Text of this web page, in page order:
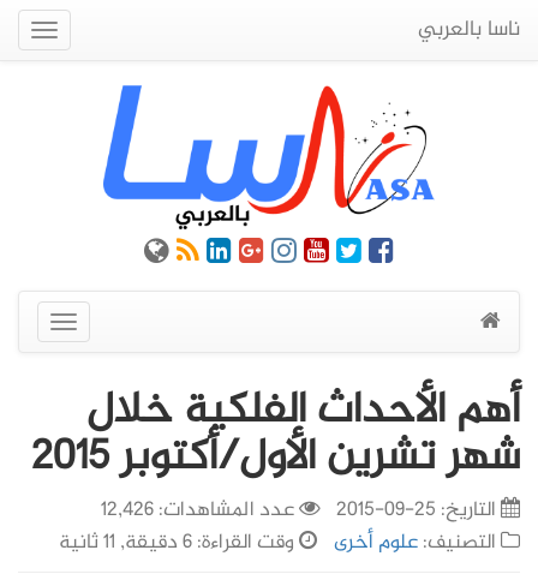
ناسا بالعربي
عرض
القائمة
أهم الأحداث الفلكية خلال
شهر تشرين الأول/أكتوبر 2015
التاريخ: 25-09-2015
عدد المشاهدات: 12,426
التصنيف:علوم أخرى وقت القراءة: 6 دقيقة, 11 ثانية